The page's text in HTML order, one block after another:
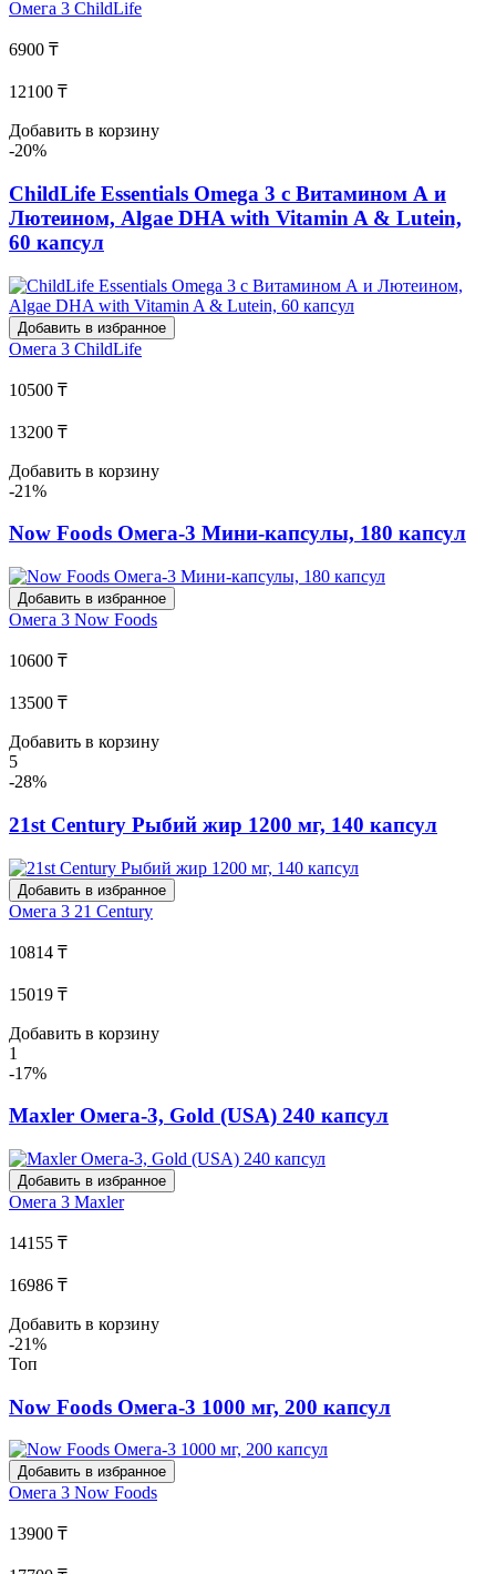
Омега 3 ChildLife
6900 ₸
12100 ₸
Добавить в корзину
-20%
ChildLife Essentials Omega 3 с Витамином А и
Лютеином, Algae DHA with Vitamin A & Lutein,
60 капсул
Добавить в избранное
Омега 3 ChildLife
10500 ₸
13200 ₸
Добавить в корзину
-21%
Now Foods Омега-3 Мини-капсулы, 180 капсул
Добавить в избранное
Омега 3 Now Foods
10600 ₸
13500 ₸
Добавить в корзину
5
-28%
21st Century Рыбий жир 1200 мг, 140 капсул
Добавить в избранное
Омега 3 21 Century
10814 ₸
15019 ₸
Добавить в корзину
1
-17%
Maxler Омега-3, Gold (USA) 240 капсул
Добавить в избранное
Омега 3 Maxler
14155 ₸
16986 ₸
Добавить в корзину
-21%
Топ
Now Foods Омега-3 1000 мг, 200 капсул
Добавить в избранное
Омега 3 Now Foods
13900 ₸